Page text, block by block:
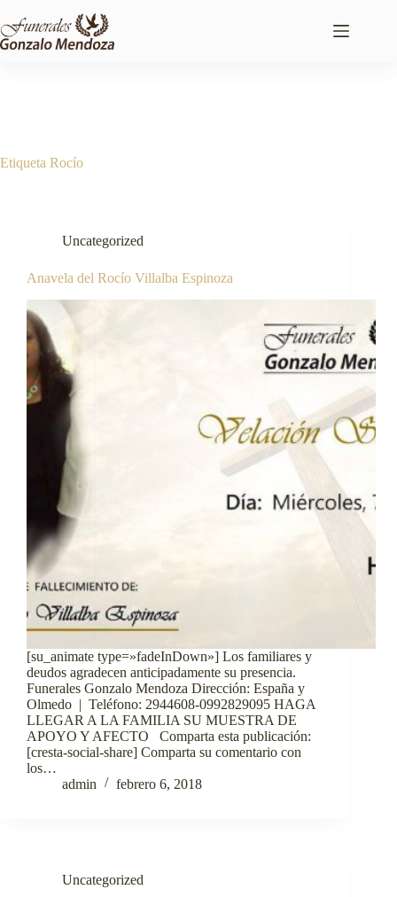
al
contenido
Etiqueta Rocío
Uncategorized
Anavela del Rocío Villalba Espinoza
[su_animate type=»fadeInDown»] Los familiares y
deudos agradecen anticipadamente su presencia.
Funerales Gonzalo Mendoza Dirección: España y
Olmedo | Teléfono: 2944608-0992829095 HAGA
LLEGAR A LA FAMILIA SU MUESTRA DE
APOYO Y AFECTO Comparta esta publicación:
[cresta-social-share] Comparta su comentario con
los…
admin
febrero 6, 2018
Uncategorized